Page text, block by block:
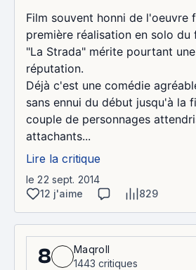
Film souvent honni de l'oeuvre
première réalisation en solo du
"La Strada" mérite pourtant
réputation.
Déjà c'est une comédie
sans ennui du début jusqu'à la
couple de personnages
attachants...
Lire la critique
le 22 sept. 2014
12 j'aime
829
8
Maqroll
1443 critiques